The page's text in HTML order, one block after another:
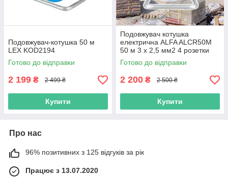
Подовжувач-котушка 50 м
LEX KOD2194
Готово до відправки
2 199 ₴ 2 499 ₴
Купити
Подовжувач котушка
електрична ALFA ALCR50M
50 м 3 x 2,5 мм2 4 розетки
Готово до відправки
2 200 ₴ 2 500 ₴
Купити
Про нас
96% позитивних з 125 відгуків за рік
Працює з 13.07.2020